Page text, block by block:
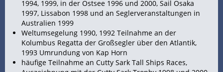
1994, 1999, in der Ostsee 1996 und 2000, Sail Osaka
1997, Lissabon 1998 und an Seglerveranstaltungen in
Australien 1999
Weltumsegelung 1990, 1992 Teilnahme an der
Kolumbus Regatta der Großsegler über den Atlantik,
1993 Umrundung von Kap Horn
häufige Teilnahme an Cutty Sark Tall Ships Races,